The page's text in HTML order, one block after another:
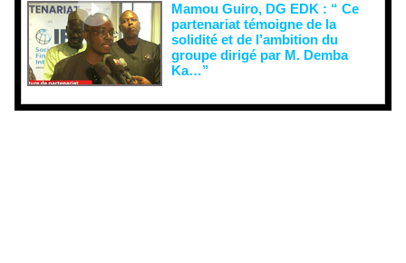
Mamou Guiro, DG EDK : “ Ce
partenariat témoigne de la
solidité et de l’ambition du
groupe dirigé par M. Demba
Ka…”